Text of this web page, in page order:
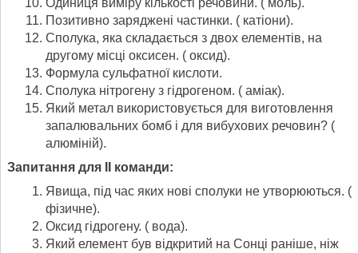
Одиниця виміру кількості речовини. ( моль).
Позитивно заряджені частинки. ( катіони).
Сполука, яка складається з двох елементів, на
другому місці оксисен. ( оксид).
Формула сульфатної кислоти.
Сполука нітрогену з гідрогеном. ( аміак).
Який метал використовується для виготовлення
запалювальних бомб і для вибухових речовин? (
алюміній).
Запитання для ІІ команди:
Явища, під час яких нові сполуки не утворюються. (
фізичне).
Оксид гідрогену. ( вода).
Який елемент був відкритий на Сонці раніше, ніж